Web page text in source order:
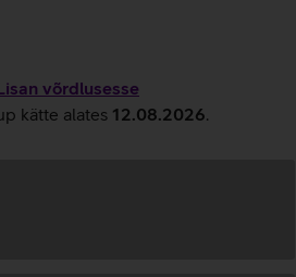
võrdlusesse
kätte alates 12.08.2026